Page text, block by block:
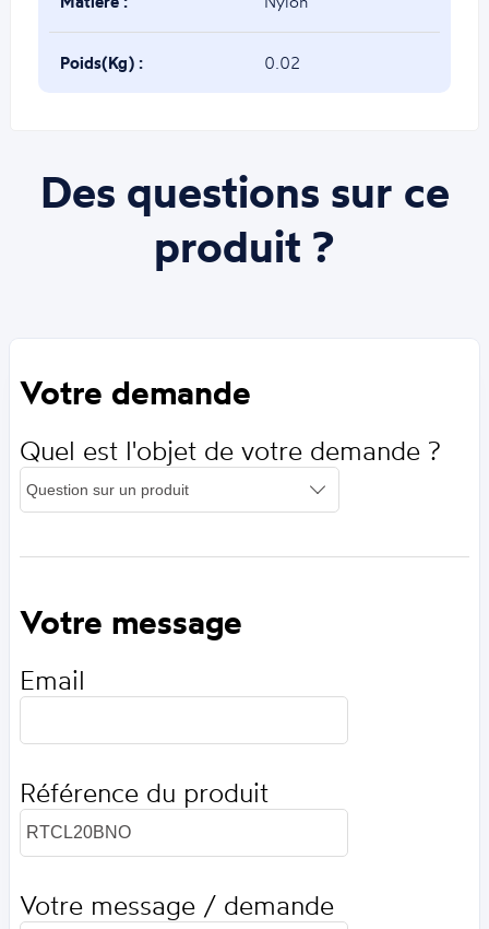
Poids(Kg) : 0.02
Des questions sur ce
produit ?
Votre demande
Quel est l'objet de votre demande ?
Votre message
Email
Référence du produit
Votre message / demande